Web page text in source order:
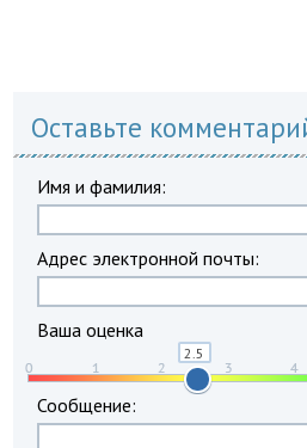
Оставьте
Имя и фамилия:
Адрес электронной почты:
Ваша оценка
Сообщение: